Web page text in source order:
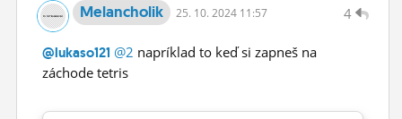
4
Melancholik 25. 10. 2024 11:57
@lukaso121 @2 napríklad to keď si zapneš na
záchode tetris